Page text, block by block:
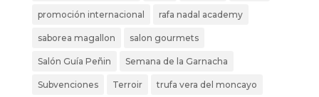
promoción internacional rafa nadal academy
saborea magallon salon gourmets
Salón Guía Peñin Semana de la Garnacha
Subvenciones Terroir trufa vera del moncayo